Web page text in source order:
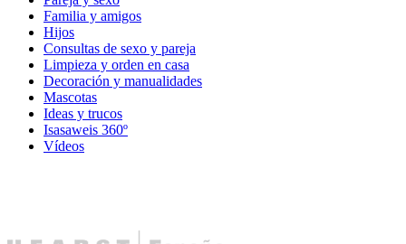
Familia y amigos
Hijos
Consultas de sexo y pareja
Limpieza y orden en casa
Decoración y manualidades
Mascotas
Ideas y trucos
Isasaweis 360º
Vídeos